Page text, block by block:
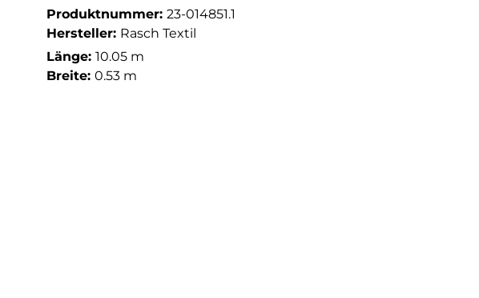
Produktnummer: 23-014851.1
Hersteller: Rasch Textil
Länge: 10.05 m
Breite: 0.53 m